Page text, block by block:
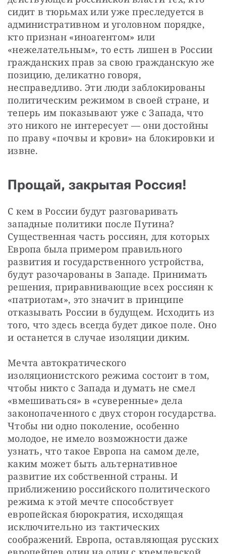
сидит в тюрьмах или уже преследуется в
административном и уголовном порядке,
кто признан «иноагентом» или
«нежелательным», то есть лишен в России
гражданских прав за свою гражданскую же
позицию, деликатно говоря,
несправедливо. Эти люди заблокированы
политическим режимом в своей стране, и
теперь им показывают уже с Запада, что
это никого не интересует — они достойны
по праву «почвы и крови» на блокировки и
извне.
Прощай, закрытая Россия!
С кем в России будут разговаривать
западные политики после Путина?
Существенная часть россиян, для которых
Европа была примером правильного
развития и государственного устройства,
будут разочарованы в Западе. Принимать
решения, приравнивающие всех россиян к
«патриотам», это значит в принципе
отказывать России в будущем. Исходить из
того, что здесь всегда будет дикое поле. Оно
и останется в случае изоляции диким.
Мечта автократического
изоляционистского режима состоит в том,
чтобы никто с Запада и думать не смел
«вмешиваться» в «суверенные» дела
законопаченного с двух сторон государства.
Чтобы ни одно поколение, особенно
молодое, не имело возможности даже
узнать, что такое Европа на самом деле,
каким может быть альтернативное
развитие их собственной страны. И
приближению российского политического
режима к этой мечте способствует
европейская бюрократия, исходящая
исключительно из тактических
соображений. Европа, оставляющая русских